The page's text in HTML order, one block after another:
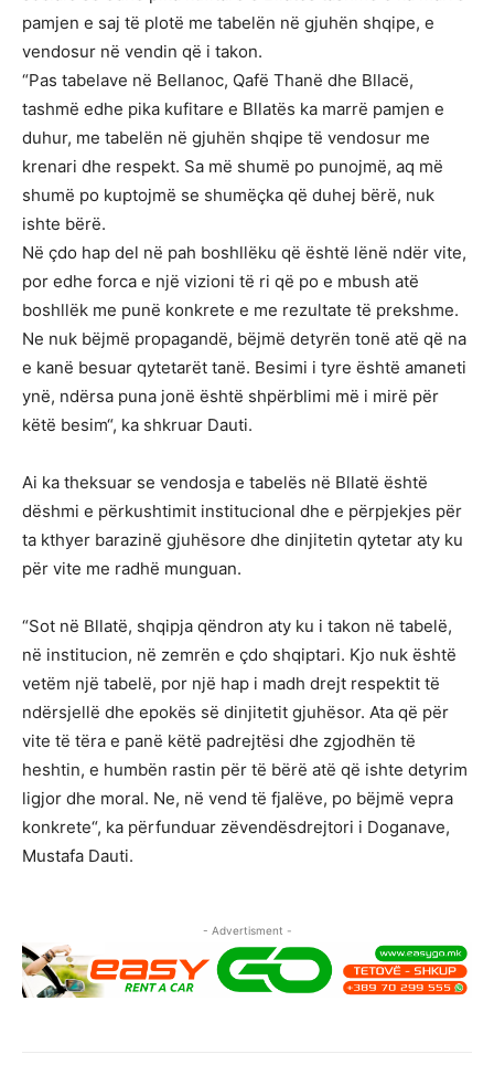
pamjen e saj të plotë me tabelën në gjuhën shqipe, e
vendosur në vendin që i takon.
“Pas tabelave në Bellanoc, Qafë Thanë dhe Bllacë,
tashmë edhe pika kufitare e Bllatës ka marrë pamjen e
duhur, me tabelën në gjuhën shqipe të vendosur me
krenari dhe respekt. Sa më shumë po punojmë, aq më
shumë po kuptojmë se shumëçka që duhej bërë, nuk
ishte bërë.
Në çdo hap del në pah boshllëku që është lënë ndër vite,
por edhe forca e një vizioni të ri që po e mbush atë
boshllëk me punë konkrete e me rezultate të prekshme.
Ne nuk bëjmë propagandë, bëjmë detyrën tonë atë që na
e kanë besuar qytetarët tanë. Besimi i tyre është amaneti
ynë, ndërsa puna jonë është shpërblimi më i mirë për
këtë besim“, ka shkruar Dauti.
Ai ka theksuar se vendosja e tabelës në Bllatë është
dëshmi e përkushtimit institucional dhe e përpjekjes për
ta kthyer barazinë gjuhësore dhe dinjitetin qytetar aty ku
për vite me radhë munguan.
“Sot në Bllatë, shqipja qëndron aty ku i takon në tabelë,
në institucion, në zemrën e çdo shqiptari. Kjo nuk është
vetëm një tabelë, por një hap i madh drejt respektit të
ndërsjellë dhe epokës së dinjitetit gjuhësor. Ata që për
vite të tëra e panë këtë padrejtësi dhe zgjodhën të
heshtin, e humbën rastin për të bërë atë që ishte detyrim
ligjor dhe moral. Ne, në vend të fjalëve, po bëjmë vepra
konkrete“, ka përfunduar zëvendësdrejtori i Doganave,
Mustafa Dauti.
- Advertisment -